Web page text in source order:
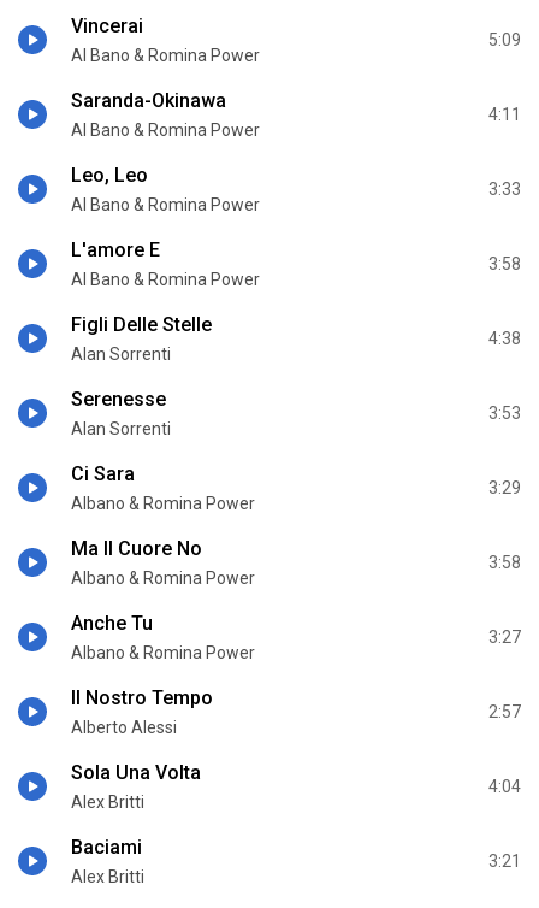
Vincerai
Al Bano & Romina Power
5:09
Saranda-Okinawa
Al Bano & Romina Power
4:11
Leo, Leo
Al Bano & Romina Power
3:33
L'amore E
Al Bano & Romina Power
3:58
Figli Delle Stelle
Alan Sorrenti
4:38
Serenesse
Alan Sorrenti
3:53
Ci Sara
Albano & Romina Power
3:29
Ma Il Cuore No
Albano & Romina Power
3:58
Anche Tu
Albano & Romina Power
3:27
Il Nostro Tempo
Alberto Alessi
2:57
Sola Una Volta
Alex Britti
4:04
Baciami
Alex Britti
3:21